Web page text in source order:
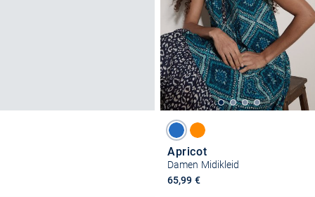
Apricot
Damen Midikleid
65,99 €